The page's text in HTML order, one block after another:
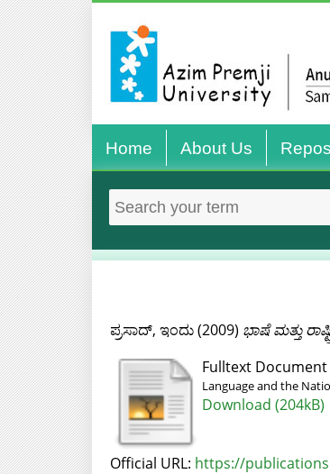
Home About Us
ಪ್ರಸಾದ್, ಇಂದು(2009) ಭಾಷೆ ಮತ್ತು
Fulltext Document
Language and the
Download (204kB)
Official URL: https://